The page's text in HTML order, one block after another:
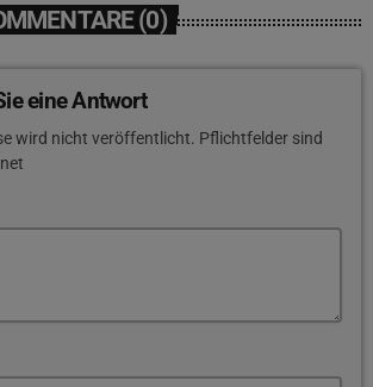
(0)
eine Antwort
wird nicht veröffentlicht. Pflichtfelder sind